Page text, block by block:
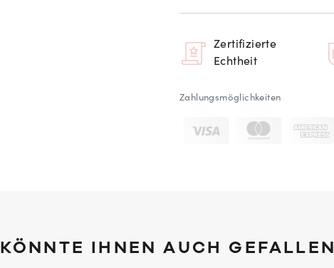
Zertifizierte
Echtheit
Zahlungsmöglichkeiten
KÖNNTE IHNEN AUCH GEFALLEN